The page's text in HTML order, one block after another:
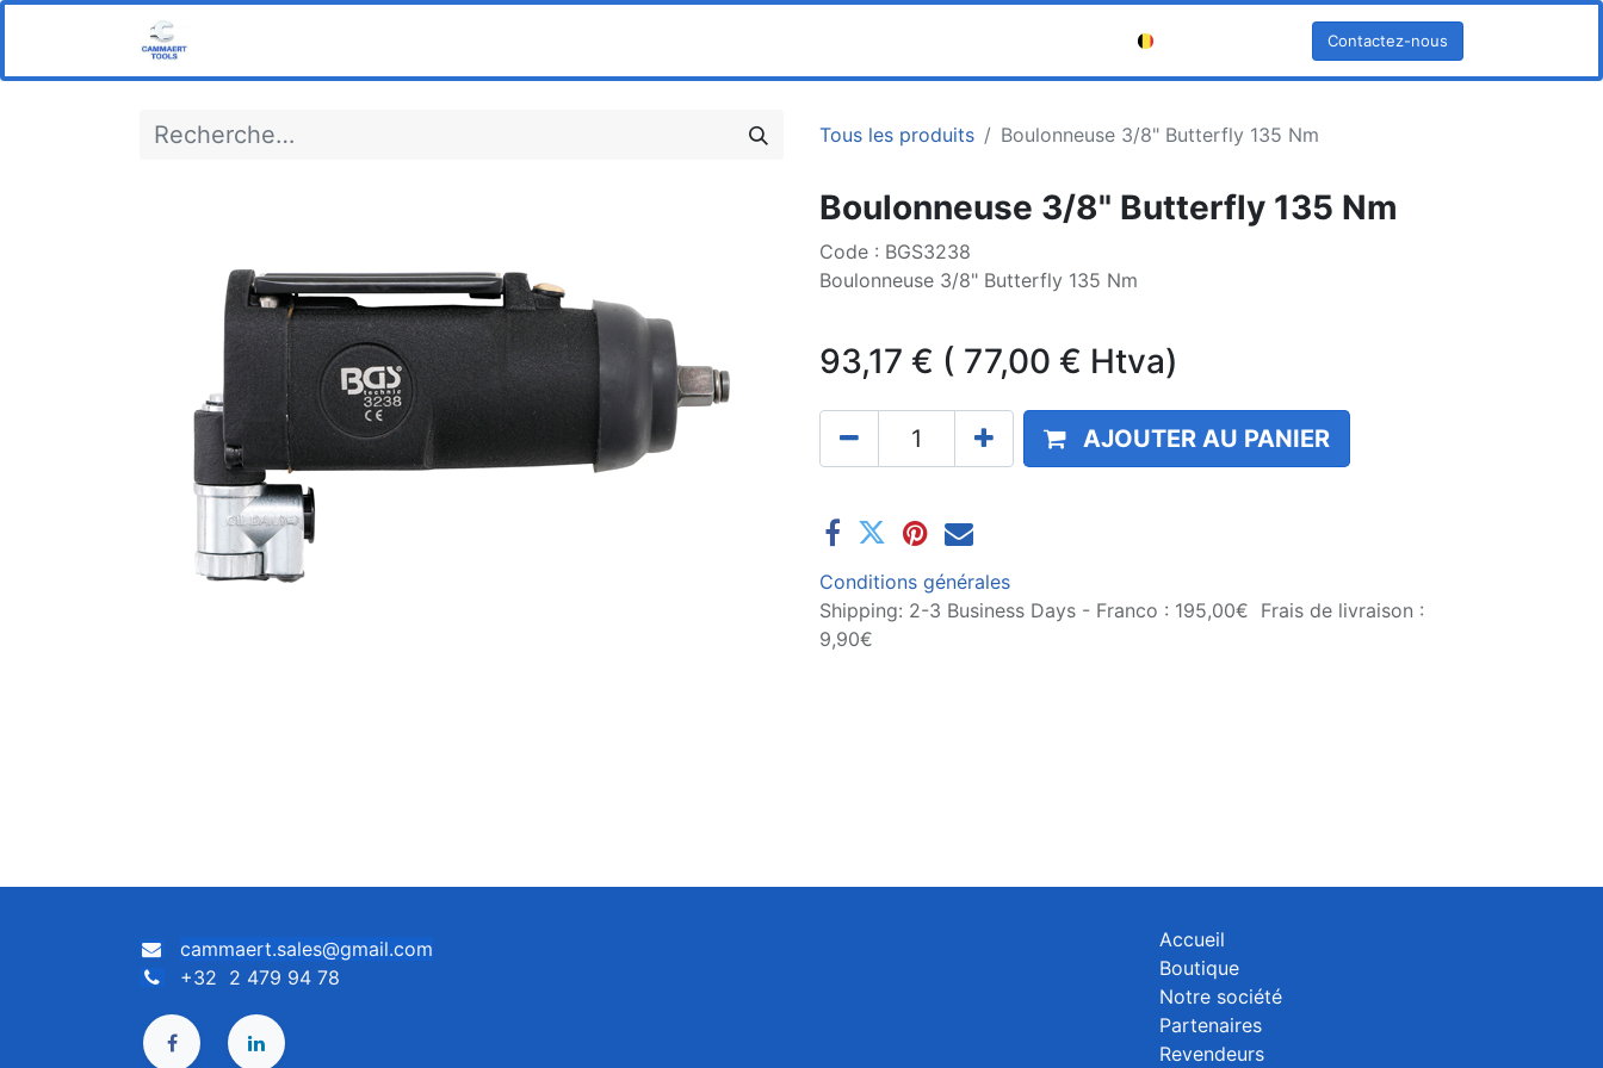
Contactez-nous
Tous les produits Boulonneuse 3/8" Butterfly 135 Nm
Boulonneuse 3/8" Butterfly 135 Nm
Code : BGS3238
Boulonneuse 3/8" Butterfly 135 Nm
93,17 € ( 77,00 € Htva)
AJOUTER AU PANIER
Conditions générales
Shipping: 2-3 Business Days - Franco : 195,00€ Frais de livraison :
9,90€
cammaert.sales@gmail.com
+32 2 479 94 78
Accueil
Boutique
Notre société
Partenaires
Revendeurs